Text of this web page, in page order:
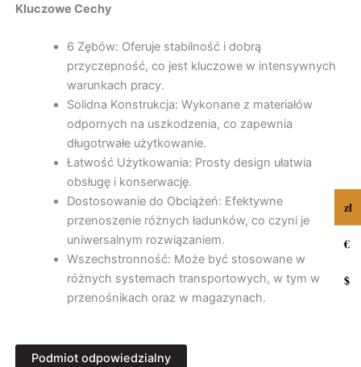
Kluczowe Cechy
6 Zębów: Oferuje stabilność i dobrą
przyczepność, co jest kluczowe w intensywnych
warunkach pracy.
Solidna Konstrukcja: Wykonane z materiałów
odpornych na uszkodzenia, co zapewnia
długotrwałe użytkowanie.
Łatwość Użytkowania: Prosty design ułatwia
obsługę i konserwację.
Dostosowanie do Obciążeń: Efektywne
przenoszenie różnych ładunków, co czyni je
uniwersalnym rozwiązaniem.
Wszechstronność: Może być stosowane w
różnych systemach transportowych, w tym w
przenośnikach oraz w magazynach.
Podmiot odpowiedzialny
zł
€
$